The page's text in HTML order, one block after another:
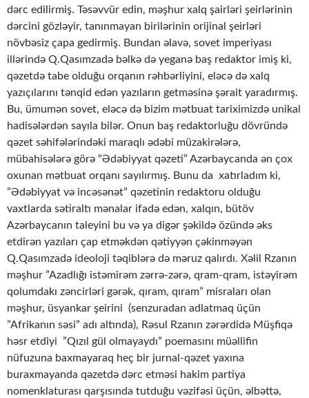
dərc edilirmiş. Təsəvvür edin, məşhur xalq şairləri şeirlərinin
dərcini gözləyir, tanınmayan birilərinin orijinal şeirləri
növbəsiz çapa gedirmiş. Bundan əlavə, sovet imperiyası
illərində Q.Qasımzadə bəlkə də yeganə baş redaktor imiş ki,
qəzetdə tabe olduğu orqanın rəhbərliyini, eləcə də xalq
yazıçılarını tənqid edən yazıların getməsinə şərait yaradırmış.
Bu, ümumən sovet, eləcə də bizim mətbuat tariximizdə unikal
hadisələrdən sayıla bilər. Onun baş redaktorluğu dövründə
qəzet səhifələrindəki maraqlı ədəbi müzakirələrə,
mübahisələrə görə “Ədəbiyyat qəzeti” Azərbaycanda ən çox
oxunan mətbuat orqanı sayılırmış. Bunu da xatırladım ki,
”Ədəbiyyat və incəsənət” qəzetinin redaktoru olduğu
vaxtlarda sətiraltı mənalar ifadə edən, xalqın, bütöv
Azərbaycanın taleyini bu və ya digər şəkildə özündə əks
etdirən yazıları çap etməkdən qətiyyən çəkinməyən
Q.Qasımzadə ideoloji təqiblərə də məruz qalırdı. Xəlil Rzanın
məşhur ”Azadlığı istəmirəm zərrə-zərə, qram-qram, istəyirəm
qolumdakı zəncirləri gərək, qıram, qıram” misraları olan
məşhur, üsyankar şeirini (senzuradan adlatmaq üçün
”Afrikanın səsi” adı altında), Rəsul Rzanın zərərdidə Müşfiqə
həsr etdiyi ”Qızıl gül olmayaydı” poemasını müəllifin
nüfuzuna baxmayaraq heç bir jurnal-qəzet yaxına
buraxmayanda qəzetdə dərc etməsi hakim partiya
nomenklaturası qarşısında tutduğu vəzifəsi üçün, əlbəttə,